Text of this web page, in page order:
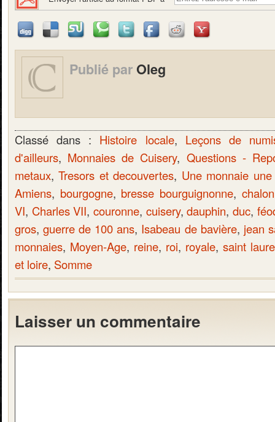
Publié par Oleg
Classé dans : Histoire locale, Leçons de
d'ailleurs, Monnaies de Cuisery, Questions -
metaux,Tresors et decouvertes, Une monnaie
Amiens, bourgogne, bresse bourguignonne,
VI, Charles VII,couronne, cuisery,dauphin,duc,
gros,guerre de 100 ans, Isabeau de bavière, jean
monnaies, Moyen-Age, reine, roi, royale, saint
et loire, Somme
Laisser un commentaire